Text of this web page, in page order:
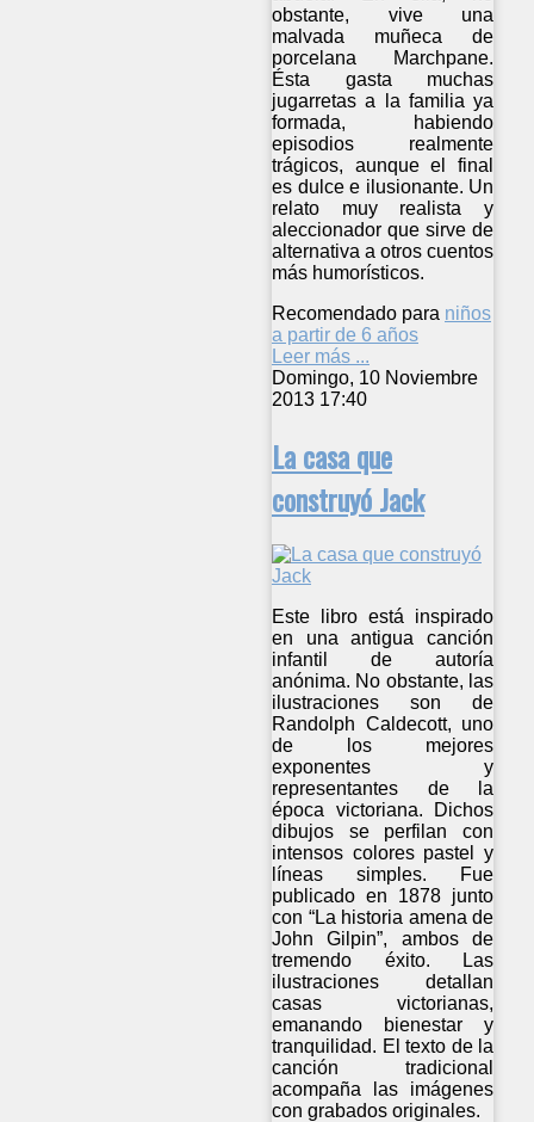
obstante, vive una
malvada muñeca de
porcelana Marchpane.
Ésta gasta muchas
jugarretas a la familia ya
formada, habiendo
episodios realmente
trágicos, aunque el final
es dulce e ilusionante. Un
relato muy realista y
aleccionador que sirve de
alternativa a otros cuentos
más humorísticos.
Recomendado para niños
a partir de 6 años
Leer más ...
Domingo, 10 Noviembre
2013 17:40
La casa que
construyó Jack
Este libro está inspirado
en una antigua canción
infantil de autoría
anónima. No obstante, las
ilustraciones son de
Randolph Caldecott, uno
de los mejores
exponentes y
representantes de la
época victoriana. Dichos
dibujos se perfilan con
intensos colores pastel y
líneas simples. Fue
publicado en 1878 junto
con “La historia amena de
John Gilpin”, ambos de
tremendo éxito. Las
ilustraciones detallan
casas victorianas,
emanando bienestar y
tranquilidad. El texto de la
canción tradicional
acompaña las imágenes
con grabados originales.